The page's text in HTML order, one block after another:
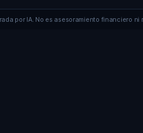
por IA. No es asesoramiento financiero